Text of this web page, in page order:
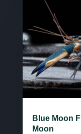
Blue Moon
Moon